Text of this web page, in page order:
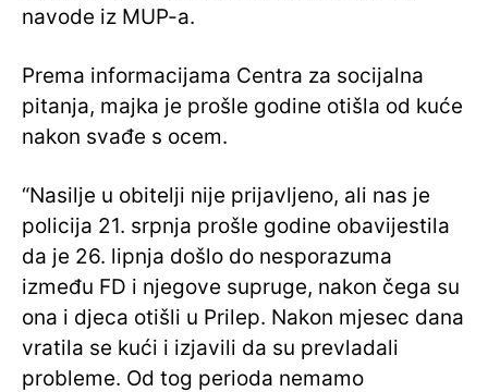
navode iz MUP-a.
Prema informacijama Centra za socijalna
pitanja, majka je prošle godine otišla od kuće
nakon svađe s ocem.
“Nasilje u obitelji nije prijavljeno, ali nas je
policija 21. srpnja prošle godine obavijestila
da je 26. lipnja došlo do nesporazuma
između FD i njegove supruge, nakon čega su
ona i djeca otišli u Prilep. Nakon mjesec dana
vratila se kući i izjavili da su prevladali
probleme. Od tog perioda nemamo